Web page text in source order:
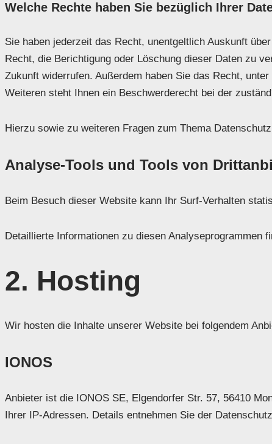
Welche Rechte haben Sie bezüglich Ihrer
Sie haben jederzeit das Recht, unentgeltlich Auskunft
Recht, die Berichtigung oder Löschung dieser Daten zu
Zukunft widerrufen. Außerdem haben Sie das Recht,
Weiteren steht Ihnen ein Beschwerderecht bei der
Hierzu sowie zu weiteren Fragen zum Thema
Analyse-Tools und Tools von
Beim Besuch dieser Website kann Ihr Surf-Verhalten
Detaillierte Informationen zu diesen Analyseprogrammen
2. Hosting
Wir hosten die Inhalte unserer Website bei folgendem
IONOS
Anbieter ist die IONOS SE, Elgendorfer Str. 57, 56410
Ihrer IP-Adressen. Details entnehmen Sie der